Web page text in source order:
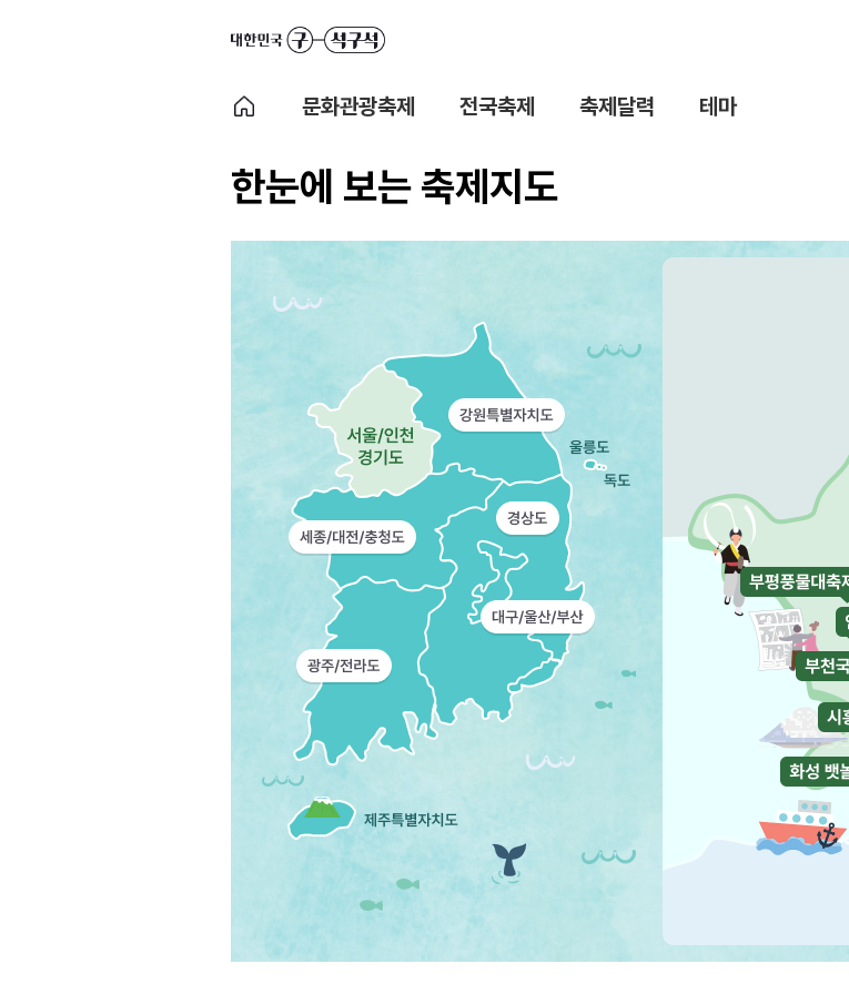
문화관광축제 전국축제 축제달력 테마
한눈에 보는 축제지도